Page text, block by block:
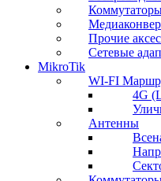
Прочие
Сетевые
MikroTik
WI-FI
4G
Антенны